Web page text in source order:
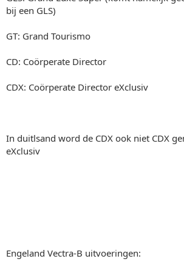
bij een GLS)
GT: Grand Tourismo
CD: Coörperate Director
CDX: Coörperate Director eXclusiv
In duitlsand word de CDX ook niet CDX
eXclusiv
Engeland Vectra-B uitvoeringen: